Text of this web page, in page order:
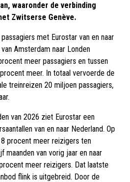
waaronder de verbinding
Zwitserse Genève.
met Eurostar van en naar
Amsterdam naar Londen
meer passagiers en tussen
meer. In totaal vervoerde de
treinreizen 20 miljoen passagiers,
van 2026 ziet Eurostar een
van en naar Nederland. Op
procent meer reizigers ten
maanden van vorig jaar en naar
meer reizigers. Dat laatste
flink is uitgebreid. Door de